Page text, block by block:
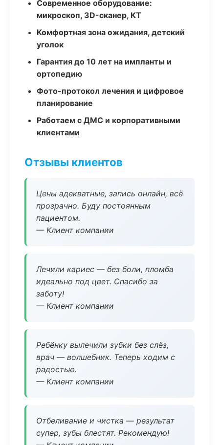
Современное оборудование:
микроскоп, 3D-сканер, КТ
Комфортная зона ожидания, детский
уголок
Гарантия до 10 лет на импланты и
ортопедию
Фото-протокол лечения и цифровое
планирование
Работаем с ДМС и корпоративными
клиентами
Отзывы клиентов
Цены адекватные, запись онлайн, всё
прозрачно. Буду постоянным
пациентом.
— Клиент компании
Лечили кариес — без боли, пломба
идеально под цвет. Спасибо за
заботу!
— Клиент компании
Ребёнку вылечили зубки без слёз,
врач — волшебник. Теперь ходим с
радостью.
— Клиент компании
Отбеливание и чистка — результат
супер, зубы блестят. Рекомендую!